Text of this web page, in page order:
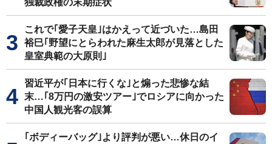
これで｢愛子天皇｣はかえって近づいた…島田
裕巳｢野望にとらわれた麻生太郎が見落とした
皇室典範の大原則｣
習近平が｢日本に行くな｣と煽った悲惨な結
末…｢8万円の激安ツアー｣でロシアに向かった
中国人観光客の誤算
｢ボディーバッグ｣より評判が悪い…休日のイ